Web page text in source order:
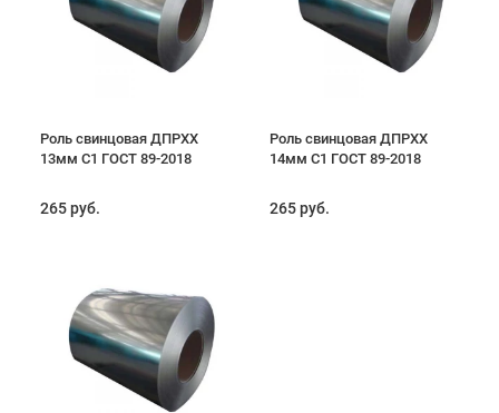
Роль свинцовая ДПРХХ
13мм С1 ГОСТ 89-2018
265 руб.
Роль свинцовая ДПРХХ
14мм С1 ГОСТ 89-2018
265 руб.